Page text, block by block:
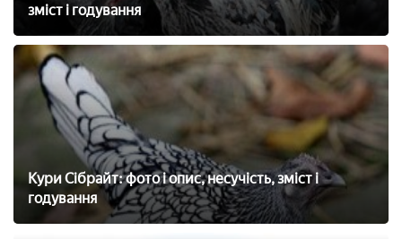
зміст і годування
Кури Сібрайт: фото і опис, несучість, зміст і
годування